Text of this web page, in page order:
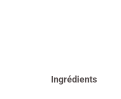
Ingrédients